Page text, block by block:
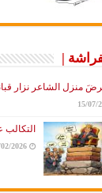
|
منزل الشاعر نزار
15/07/
2026